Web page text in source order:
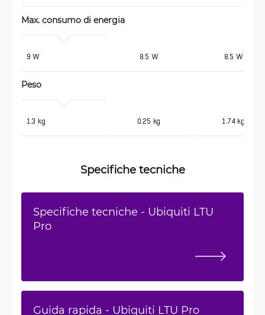
Max. consumo di energia
9 W 8.5 W 8.5 W
Peso
1.3 kg 0.25 kg 1.74 kg
Specifiche tecniche
Specifiche tecniche - Ubiquiti LTU
Pro
Guida rapida - Ubiquiti LTU Pro